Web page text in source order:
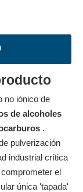
Surfactant L714 Surfactante de espuma ultrabaja para limpieza por aspersión a baja temperatura
no iónico de
de alcoholes
.
pulverización
industrial crítica
el
única 'tapada'